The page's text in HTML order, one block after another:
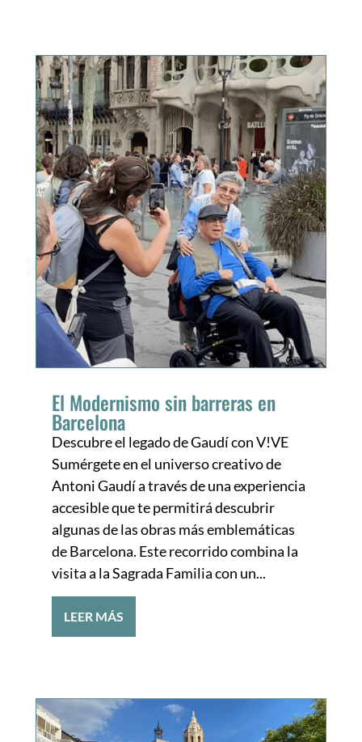
El Modernismo sin barreras en
Barcelona
Descubre el legado de Gaudí con V!VE
Sumérgete en el universo creativo de
Antoni Gaudí a través de una experiencia
accesible que te permitirá descubrir
algunas de las obras más emblemáticas
de Barcelona. Este recorrido combina la
visita a la Sagrada Familia con un...
LEER MÁS